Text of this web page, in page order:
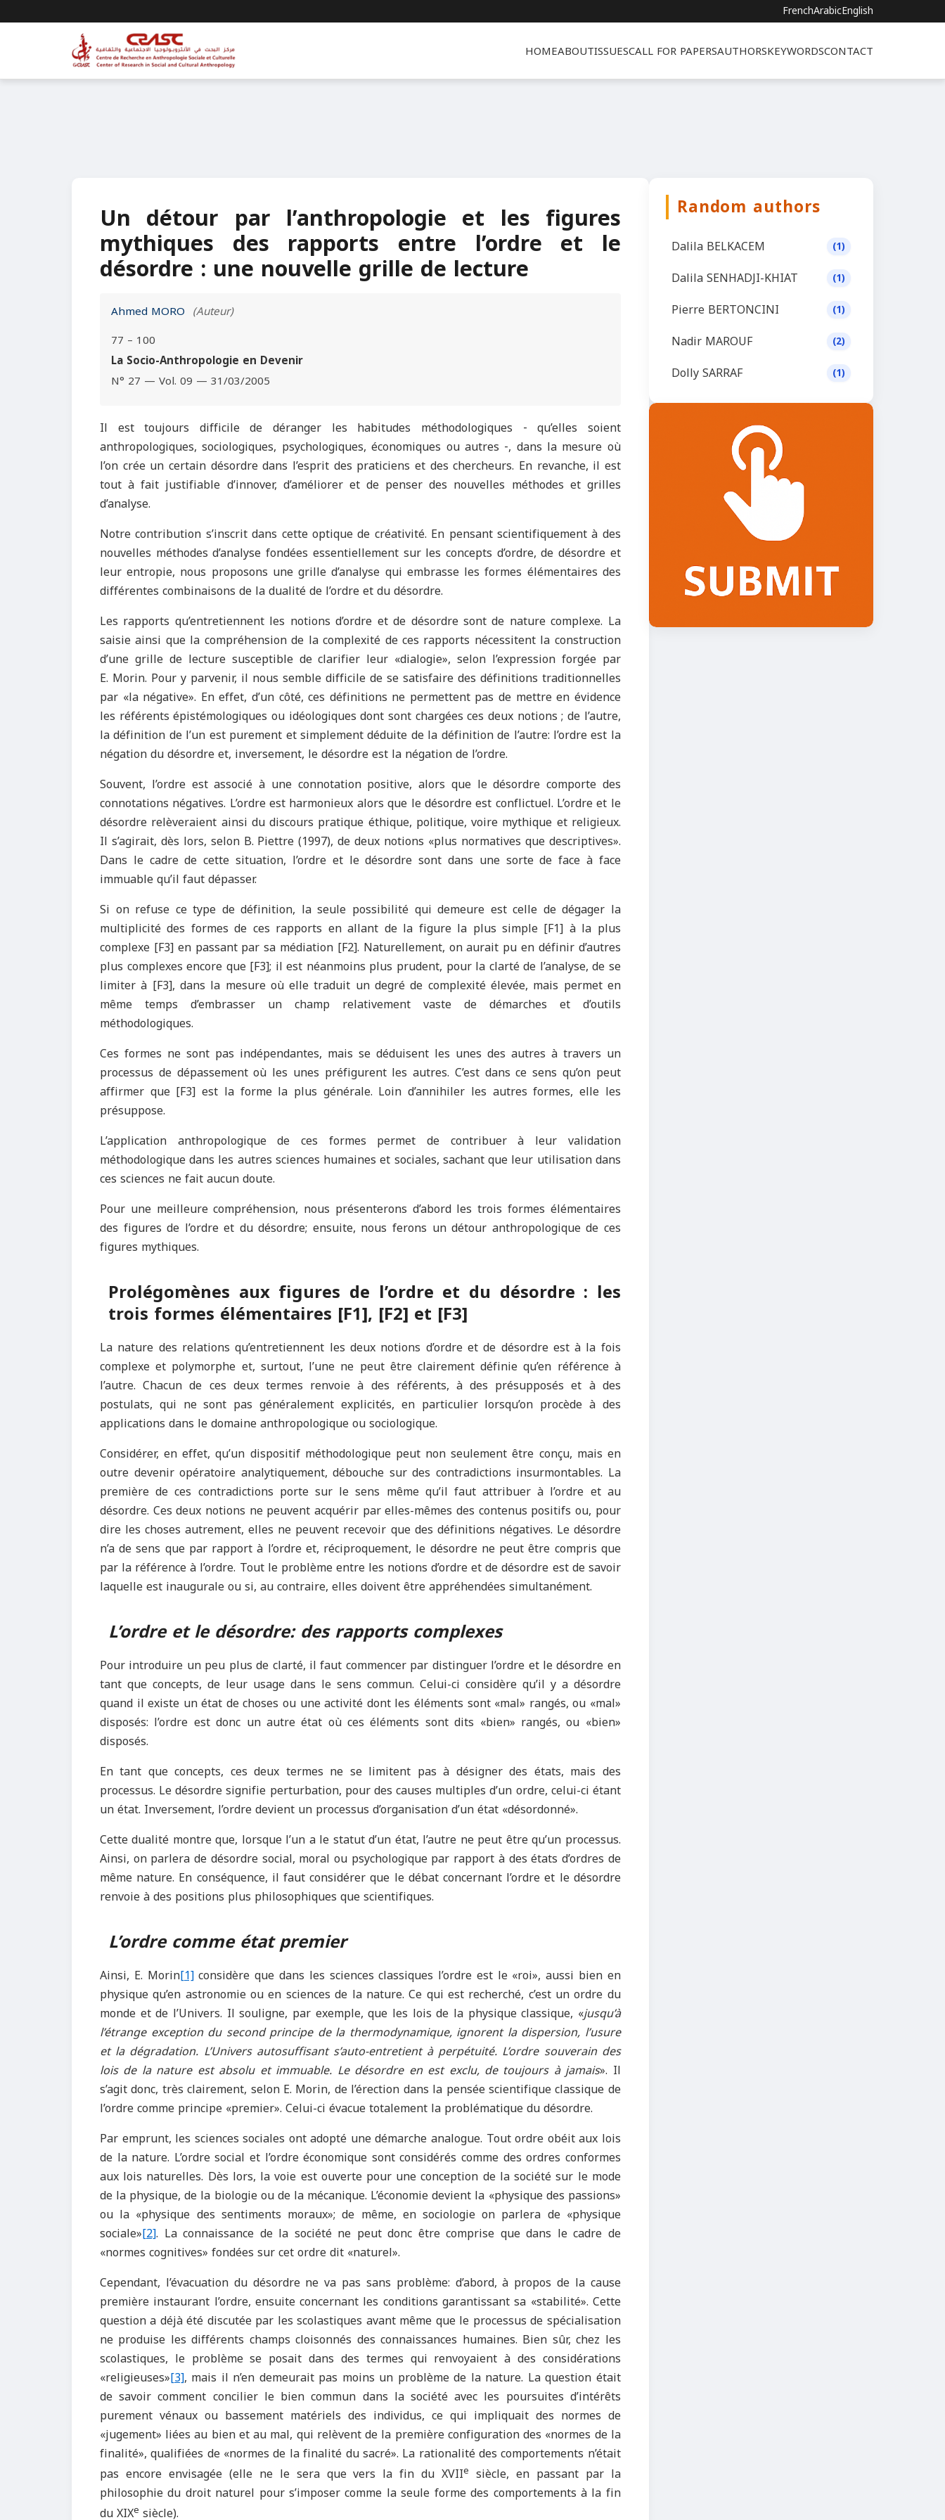
FrenchArabicEnglish
HOMEABOUTISSUESCALL FOR PAPERSAUTHORSKEYWORDSCONTACT
Un détour par l’anthropologie et les figures
mythiques des rapports entre l’ordre et le
désordre : une nouvelle grille de lecture
Ahmed MORO (Auteur)
77 – 100
La Socio-Anthropologie en Devenir
N° 27 — Vol. 09 — 31/03/2005
Il est toujours difficile de déranger les habitudes méthodologiques ‑ qu’elles soient
anthropologiques, sociologiques, psychologiques, économiques ou autres ‑, dans la mesure où
l’on crée un certain désordre dans l’esprit des praticiens et des chercheurs. En revanche, il est
tout à fait justifiable d’innover, d’améliorer et de penser des nouvelles méthodes et grilles
d’analyse.
Notre contribution s’inscrit dans cette optique de créativité. En pensant scientifiquement à des
nouvelles méthodes d’analyse fondées essentiellement sur les concepts d’ordre, de désordre et
leur entropie, nous proposons une grille d’analyse qui embrasse les formes élémentaires des
différentes combinaisons de la dualité de l’ordre et du désordre.
Les rapports qu’entretiennent les notions d’ordre et de désordre sont de nature complexe. La
saisie ainsi que la compréhension de la complexité de ces rapports nécessitent la construction
d’une grille de lecture susceptible de clarifier leur «dialogie», selon l’expression forgée par
E. Morin. Pour y parvenir, il nous semble difficile de se satisfaire des définitions traditionnelles
par «la négative». En effet, d’un côté, ces définitions ne permettent pas de mettre en évidence
les référents épistémologiques ou idéologiques dont sont chargées ces deux notions ; de l’autre,
la définition de l’un est purement et simplement déduite de la définition de l’autre: l’ordre est la
négation du désordre et, inversement, le désordre est la négation de l’ordre.
Souvent, l’ordre est associé à une connotation positive, alors que le désordre comporte des
connotations négatives. L’ordre est harmonieux alors que le désordre est conflictuel. L’ordre et le
désordre relèveraient ainsi du discours pratique éthique, politique, voire mythique et religieux.
Il s’agirait, dès lors, selon B. Piettre (1997), de deux notions «plus normatives que descriptives».
Dans le cadre de cette situation, l’ordre et le désordre sont dans une sorte de face à face
immuable qu’il faut dépasser.
Si on refuse ce type de définition, la seule possibilité qui demeure est celle de dégager la
multiplicité des formes de ces rapports en allant de la figure la plus simple [F1] à la plus
complexe [F3] en passant par sa médiation [F2]. Naturellement, on aurait pu en définir d’autres
plus complexes encore que [F3]; il est néanmoins plus prudent, pour la clarté de l’analyse, de se
limiter à [F3], dans la mesure où elle traduit un degré de complexité élevée, mais permet en
même temps d’embrasser un champ relativement vaste de démarches et d’outils
méthodologiques.
Ces formes ne sont pas indépendantes, mais se déduisent les unes des autres à travers un
processus de dépassement où les unes préfigurent les autres. C’est dans ce sens qu’on peut
affirmer que [F3] est la forme la plus générale. Loin d’annihiler les autres formes, elle les
présuppose.
L’application anthropologique de ces formes permet de contribuer à leur validation
méthodologique dans les autres sciences humaines et sociales, sachant que leur utilisation dans
ces sciences ne fait aucun doute.
Pour une meilleure compréhension, nous présenterons d’abord les trois formes élémentaires
des figures de l’ordre et du désordre; ensuite, nous ferons un détour anthropologique de ces
figures mythiques.
Prolégomènes aux figures de l’ordre et du désordre : les
trois formes élémentaires [F1], [F2] et [F3]
La nature des relations qu’entretiennent les deux notions d’ordre et de désordre est à la fois
complexe et polymorphe et, surtout, l’une ne peut être clairement définie qu’en référence à
l’autre. Chacun de ces deux termes renvoie à des référents, à des présupposés et à des
postulats, qui ne sont pas généralement explicités, en particulier lorsqu’on procède à des
applications dans le domaine anthropologique ou sociologique.
Considérer, en effet, qu’un dispositif méthodologique peut non seulement être conçu, mais en
outre devenir opératoire analytiquement, débouche sur des contradictions insurmontables. La
première de ces contradictions porte sur le sens même qu’il faut attribuer à l’ordre et au
désordre. Ces deux notions ne peuvent acquérir par elles-mêmes des contenus positifs ou, pour
dire les choses autrement, elles ne peuvent recevoir que des définitions négatives. Le désordre
n’a de sens que par rapport à l’ordre et, réciproquement, le désordre ne peut être compris que
par la référence à l’ordre. Tout le problème entre les notions d’ordre et de désordre est de savoir
laquelle est inaugurale ou si, au contraire, elles doivent être appréhendées simultanément.
L’ordre et le désordre: des rapports complexes
Pour introduire un peu plus de clarté, il faut commencer par distinguer l’ordre et le désordre en
tant que concepts, de leur usage dans le sens commun. Celui-ci considère qu’il y a désordre
quand il existe un état de choses ou une activité dont les éléments sont «mal» rangés, ou «mal»
disposés: l’ordre est donc un autre état où ces éléments sont dits «bien» rangés, ou «bien»
disposés.
En tant que concepts, ces deux termes ne se limitent pas à désigner des états, mais des
processus. Le désordre signifie perturbation, pour des causes multiples d’un ordre, celui-ci étant
un état. Inversement, l’ordre devient un processus d’organisation d’un état «désordonné».
Cette dualité montre que, lorsque l’un a le statut d’un état, l’autre ne peut être qu’un processus.
Ainsi, on parlera de désordre social, moral ou psychologique par rapport à des états d’ordres de
même nature. En conséquence, il faut considérer que le débat concernant l’ordre et le désordre
renvoie à des positions plus philosophiques que scientifiques.
L’ordre comme état premier
Ainsi, E. Morin[1]considère que dans les sciences classiques l’ordre est le «roi», aussi bien en
physique qu’en astronomie ou en sciences de la nature. Ce qui est recherché, c’est un ordre du
monde et de l’Univers. Il souligne, par exemple, que les lois de la physique classique, «jusqu’à
l’étrange exception du second principe de la thermodynamique, ignorent la dispersion, l’usure
et la dégradation. L’Univers autosuffisant s’auto-entretient à perpétuité. L’ordre souverain des
lois de la nature est absolu et immuable. Le désordre en est exclu, de toujours à jamais». Il
s’agit donc, très clairement, selon E. Morin, de l’érection dans la pensée scientifique classique de
l’ordre comme principe «premier». Celui-ci évacue totalement la problématique du désordre.
Par emprunt, les sciences sociales ont adopté une démarche analogue. Tout ordre obéit aux lois
de la nature. L’ordre social et l’ordre économique sont considérés comme des ordres conformes
aux lois naturelles. Dès lors, la voie est ouverte pour une conception de la société sur le mode
de la physique, de la biologie ou de la mécanique. L’économie devient la «physique des passions»
ou la «physique des sentiments moraux»; de même, en sociologie on parlera de «physique
sociale»[2]. La connaissance de la société ne peut donc être comprise que dans le cadre de
«normes cognitives» fondées sur cet ordre dit «naturel».
Cependant, l’évacuation du désordre ne va pas sans problème: d’abord, à propos de la cause
première instaurant l’ordre, ensuite concernant les conditions garantissant sa «stabilité». Cette
question a déjà été discutée par les scolastiques avant même que le processus de spécialisation
ne produise les différents champs cloisonnés des connaissances humaines. Bien sûr, chez les
scolastiques, le problème se posait dans des termes qui renvoyaient à des considérations
«religieuses»[3], mais il n’en demeurait pas moins un problème de la nature. La question était
de savoir comment concilier le bien commun dans la société avec les poursuites d’intérêts
purement vénaux ou bassement matériels des individus, ce qui impliquait des normes de
«jugement» liées au bien et au mal, qui relèvent de la première configuration des «normes de la
finalité», qualifiées de «normes de la finalité du sacré». La rationalité des comportements n’était
pas encore envisagée (elle ne le sera que vers la fin du XVIIe siècle, en passant par la
philosophie du droit naturel pour s’imposer comme la seule forme des comportements à la fin
du XIXe siècle).
Random authors
Dalila BELKACEM (1)
Dalila SENHADJI-KHIAT (1)
Pierre BERTONCINI (1)
Nadir MAROUF (2)
Dolly SARRAF (1)